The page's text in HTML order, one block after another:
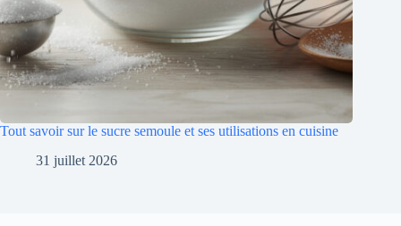
Tout savoir sur le sucre semoule et ses utilisations en cuisine
31 juillet 2026